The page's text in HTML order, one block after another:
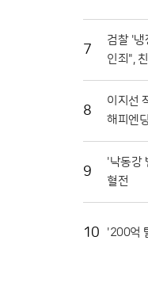
마 구역은 연
있는 구성을
게 구매하려
일교차가 큰
뛰어나 소비
서 맛본 즐거
활성화에도
은 이번 축제
점검에 총력
길 수 있도록
7
검찰 '
인죄",
8
이지선
해피엔딩
9
'낙동강
혈전
10 '200억